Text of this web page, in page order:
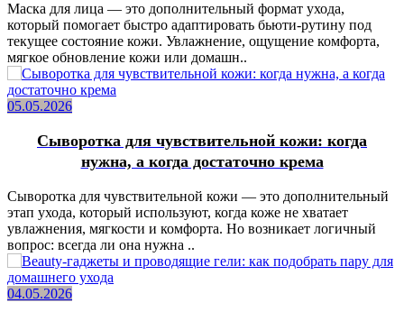
Маска для лица — это дополнительный формат ухода,
который помогает быстро адаптировать бьюти-рутину под
текущее состояние кожи. Увлажнение, ощущение комфорта,
мягкое обновление кожи или домашн..
05.05.2026
Сыворотка для чувствительной кожи: когда
нужна, а когда достаточно крема
Сыворотка для чувствительной кожи — это дополнительный
этап ухода, который используют, когда коже не хватает
увлажнения, мягкости и комфорта. Но возникает логичный
вопрос: всегда ли она нужна ..
04.05.2026